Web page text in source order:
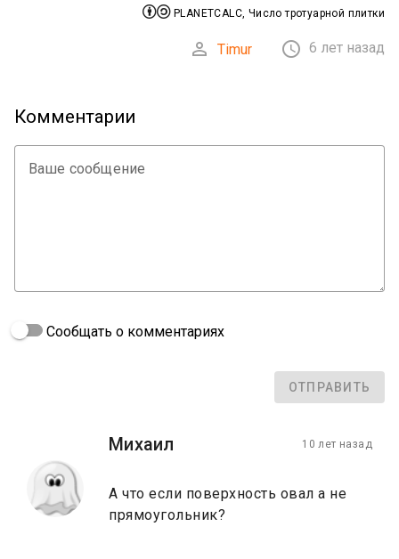
PLANETCALC, Число тротуарной плитки
 Timur  6 лет назад
Комментарии
Ваше сообщение
Сообщать о комментариях
ОТПРАВИТЬ
Михаил 10 лет назад
А что если поверхность овал а не
прямоугольник?